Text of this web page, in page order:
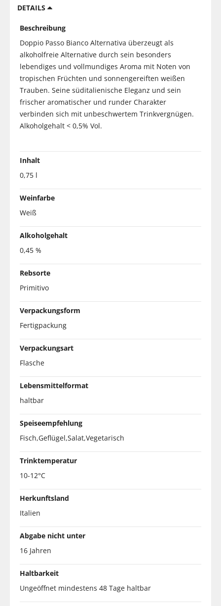
DETAILS
Beschreibung
Doppio Passo Bianco Alternativa überzeugt als
alkoholfreie Alternative durch sein besonders
lebendiges und vollmundiges Aroma mit Noten von
tropischen Früchten und sonnengereiften weißen
Trauben. Seine süditalienische Eleganz und sein
frischer aromatischer und runder Charakter
verbinden sich mit unbeschwertem Trinkvergnügen.
Alkoholgehalt < 0,5% Vol.
Inhalt
0,75 l
Weinfarbe
Weiß
Alkoholgehalt
0,45 %
Rebsorte
Primitivo
Verpackungsform
Fertigpackung
Verpackungsart
Flasche
Lebensmittelformat
haltbar
Speiseempfehlung
Fisch,Geflügel,Salat,Vegetarisch
Trinktemperatur
10-12°C
Herkunftsland
Italien
Abgabe nicht unter
16 Jahren
Haltbarkeit
Ungeöffnet mindestens 48 Tage haltbar